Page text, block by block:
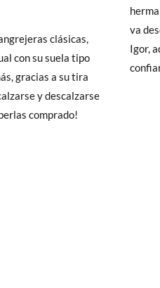
clásicas,
con su suela tipo
gracias a su tira
y descalzarse
comprado!
va
Igor,
gratis, sin importe mínimo,
valen, sólo tienes que entrar en la
Nuestro equipo Atención al
gastos, en unos pocos días!
sino Devolución, también serán
26
14,1 14,7 15,3